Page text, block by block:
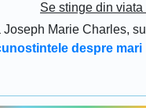
Se stinge din
Marie Charles,
despre